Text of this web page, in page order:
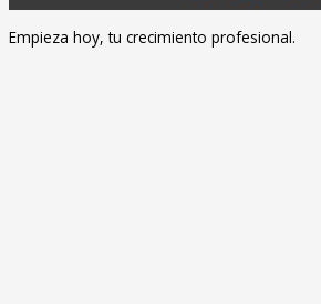
Empieza hoy, tu crecimiento profesional.